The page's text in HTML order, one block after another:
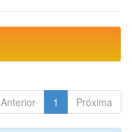
Anterior 1 Próxima